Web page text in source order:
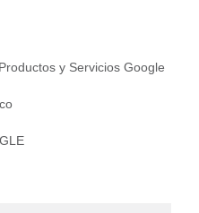
y Servicios Google